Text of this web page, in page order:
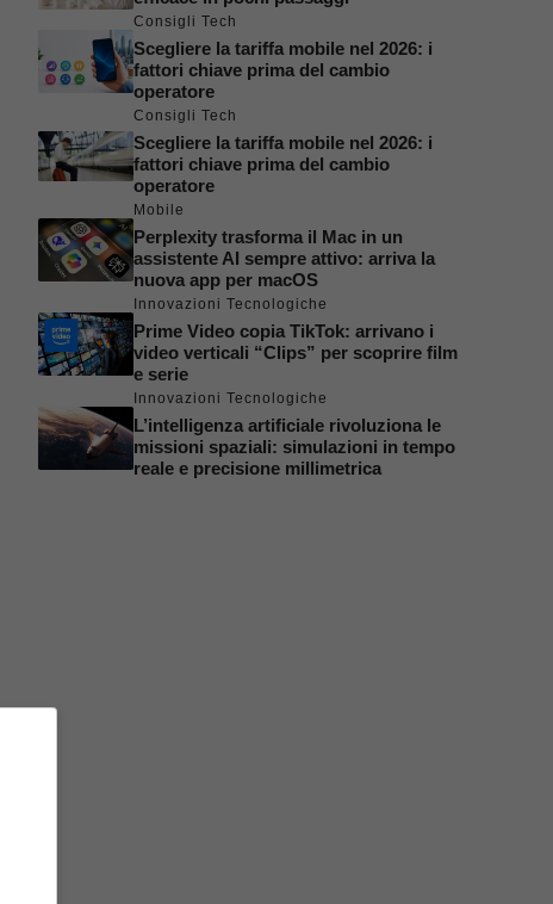
Consigli Tech
Scegliere la tariffa mobile nel 2026: i
fattori chiave prima del cambio
operatore
Consigli Tech
Scegliere la tariffa mobile nel 2026: i
fattori chiave prima del cambio
operatore
Mobile
Perplexity trasforma il Mac in un
assistente AI sempre attivo: arriva la
nuova app per macOS
Innovazioni Tecnologiche
Prime Video copia TikTok: arrivano i
video verticali “Clips” per scoprire film
e serie
Innovazioni Tecnologiche
L’intelligenza artificiale rivoluziona le
missioni spaziali: simulazioni in tempo
reale e precisione millimetrica